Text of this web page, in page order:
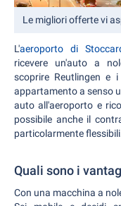
Le migliori offerte vi
L'aeroporto di
ricevere un'auto a
scoprire Reutlingen e
appartamento a senso
auto all'aeroporto e
possibile anche il
particolarmente flessibili.
Quali sono i
Con una macchina a